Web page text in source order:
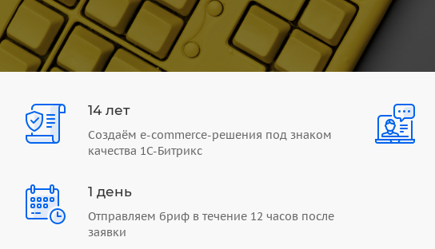
14 лет
Создаём e-commerce-решения под знаком
качества 1С-Битрикс
1 день
Отправляем бриф в течение 12 часов после
заявки